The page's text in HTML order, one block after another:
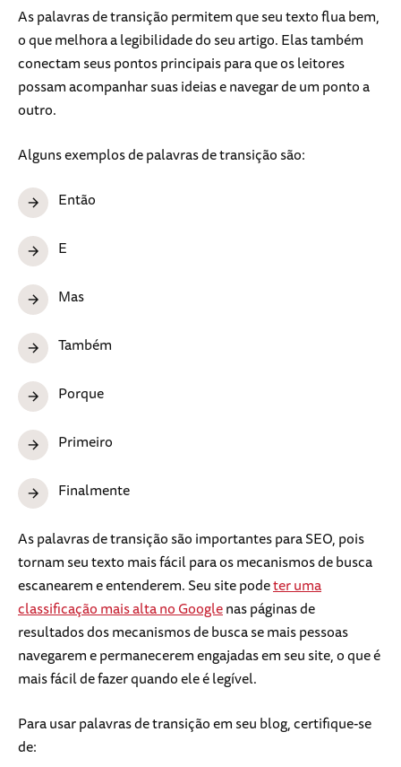
As palavras de transição permitem que seu texto flua bem,
o que melhora a legibilidade do seu artigo. Elas também
conectam seus pontos principais para que os leitores
possam acompanhar suas ideias e navegar de um ponto a
outro.
Alguns exemplos de palavras de transição são:
Então
E
Mas
Também
Porque
Primeiro
Finalmente
As palavras de transição são importantes para SEO, pois
tornam seu texto mais fácil para os mecanismos de busca
escanearem e entenderem. Seu site podeter uma
classificação mais alta no Googlenas páginas de
resultados dos mecanismos de busca se mais pessoas
navegarem e permanecerem engajadas em seu site, o que é
mais fácil de fazer quando ele é legível.
Para usar palavras de transição em seu blog, certifique-se
de: